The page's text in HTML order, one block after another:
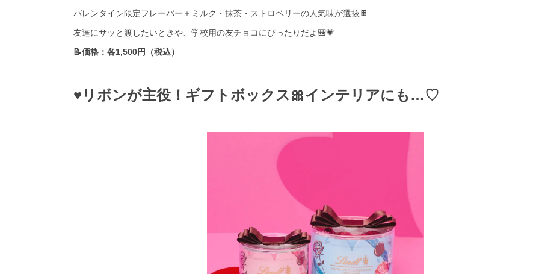
バレンタイン限定フレーバー＋ミルク・抹茶・ストロベリーの人気味が選抜🍫
友達にサッと渡したいときや、学校用の友チョコにぴったりだよ🎒💗
📝価格：各1,500円（税込）
♥リボンが主役！ギフトボックス🎀インテリアにも…♡